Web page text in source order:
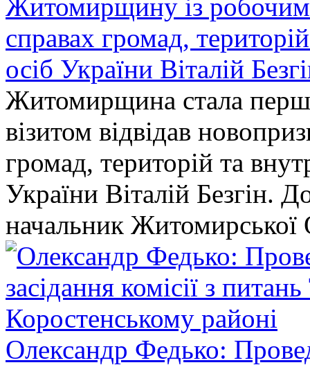
Житомирщину із робочим
справах громад,
осіб України Віталій
Житомирщина стала
візитом відвідав
громад, територій та
України Віталій Безгін.
начальник
Олександр Федько: